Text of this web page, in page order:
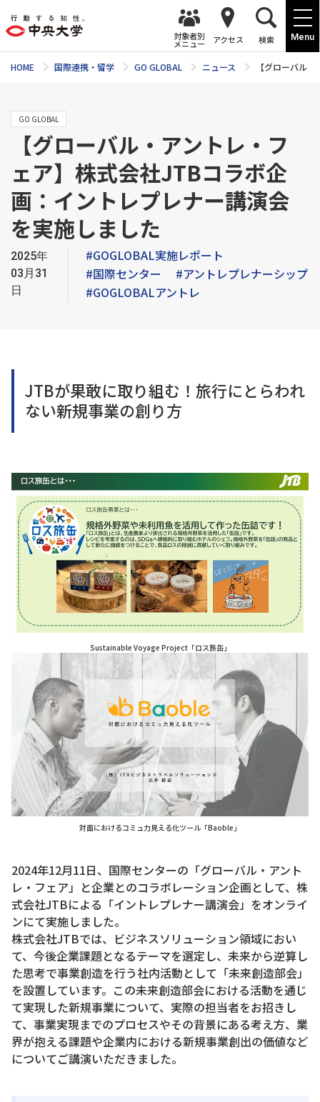
Menu
対象者別
メニュー アクセス 検索
HOME 国際連携・留学 GO GLOBAL ニュース 【グローバル
GO GLOBAL
【グローバル・アントレ・フ
ェア】株式会社JTBコラボ企
画：イントレプレナー講演会
を実施しました
2025年
03月31
日
#GOGLOBAL実施レポート
#国際センター
#アントレプレナーシップ
#GOGLOBALアントレ
JTBが果敢に取り組む！旅行にとらわれ
ない新規事業の創り方
Sustainable Voyage Project「ロス旅缶」
対面におけるコミュ力見える化ツール「Baoble」
2024年12月11日、国際センターの「グローバル・アント
レ・フェア」と企業とのコラボレーション企画として、株
式会社JTBによる「イントレプレナー講演会」をオンライ
ンにて実施しました。
株式会社JTBでは、ビジネスソリューション領域におい
て、今後企業課題となるテーマを選定し、未来から逆算し
た思考で事業創造を行う社内活動として「未来創造部会」
を設置しています。この未来創造部会における活動を通じ
て実現した新規事業について、実際の担当者をお招きし
て、事業実現までのプロセスやその背景にある考え方、業
界が抱える課題や企業内における新規事業創出の価値など
についてご講演いただきました。